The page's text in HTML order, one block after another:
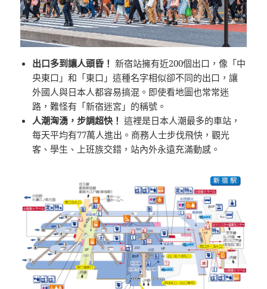
出口多到讓人頭昏！ 新宿站擁有近200個出口，像「中
央東口」和「東口」這種名字相似卻不同的出口，讓
外國人與日本人都容易搞混。即使看地圖也常常迷
路，難怪有「新宿迷宮」的稱號。
人潮洶湧，步調超快！ 這裡是日本人潮最多的車站，
每天平均有77萬人進出。商務人士步伐飛快，觀光
客、學生、上班族交錯，站內外永遠充滿動感。